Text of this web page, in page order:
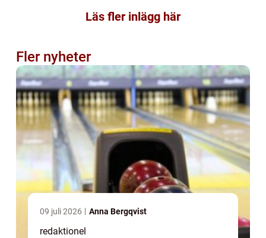
Läs fler inlägg här
Fler nyheter
09 juli 2026 Anna Bergqvist
redaktionel